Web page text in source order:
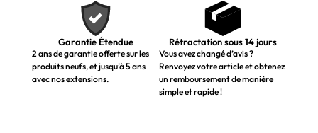
Garantie Étendue
2 ans de garantie offerte sur les
produits neufs, et jusqu’à 5 ans
avec nos extensions.
Rétractation sous 14 jours
Vous avez changé d’avis ?
Renvoyez votre article et obtenez
un remboursement de manière
simple et rapide !